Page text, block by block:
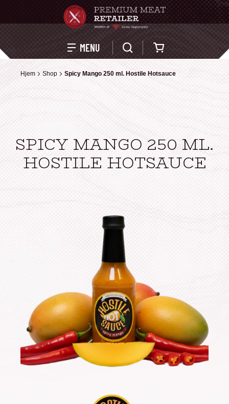
MENU
Hjem Shop Spicy Mango 250 ml. Hostile Hotsauce
Hjem Shop Spicy Mango 250 ml. Hostile Hotsauce
SPICY MANGO 250 ML.
HOSTILE HOTSAUCE